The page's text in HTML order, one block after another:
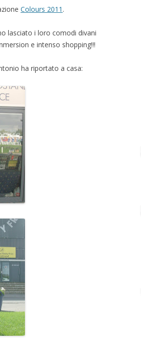
Colours 2011 .
lasciato i loro comodi divani
e intenso shopping!!!
ha riportato a casa: